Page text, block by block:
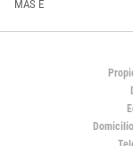
MAS E